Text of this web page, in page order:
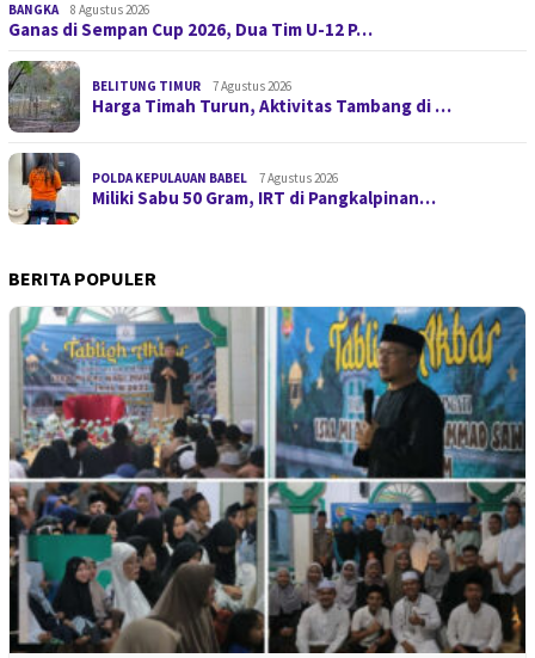
BANGKA 8 Agustus 2026
Ganas di Sempan Cup 2026, Dua Tim U-12 P…
BELITUNG TIMUR 7 Agustus 2026
Harga Timah Turun, Aktivitas Tambang di …
POLDA KEPULAUAN BABEL 7 Agustus 2026
Miliki Sabu 50 Gram, IRT di Pangkalpinan…
BERITA POPULER